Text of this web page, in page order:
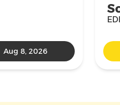
Aug 8, 2026